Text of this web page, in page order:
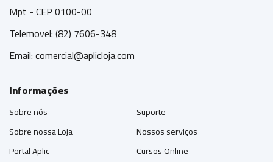
Mpt - CEP 0100-00
Telemovel: (82) 7606-348
Email:comercial@aplicloja.com
Informações
Sobre nós
Sobre nossa Loja
Portal Aplic
Suporte
Nossos serviços
Cursos Online